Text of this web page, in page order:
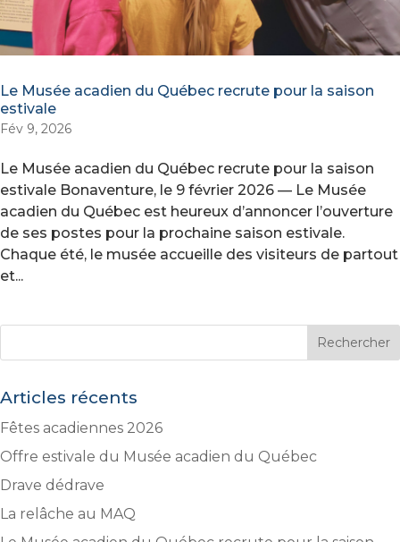
Le Musée acadien du Québec recrute pour la saison
estivale
Fév 9, 2026
Le Musée acadien du Québec recrute pour la saison
estivale Bonaventure, le 9 février 2026 — Le Musée
acadien du Québec est heureux d’annoncer l’ouverture
de ses postes pour la prochaine saison estivale.
Chaque été, le musée accueille des visiteurs de partout
et...
Articles récents
Fêtes acadiennes 2026
Offre estivale du Musée acadien du Québec
Drave dédrave
La relâche au MAQ